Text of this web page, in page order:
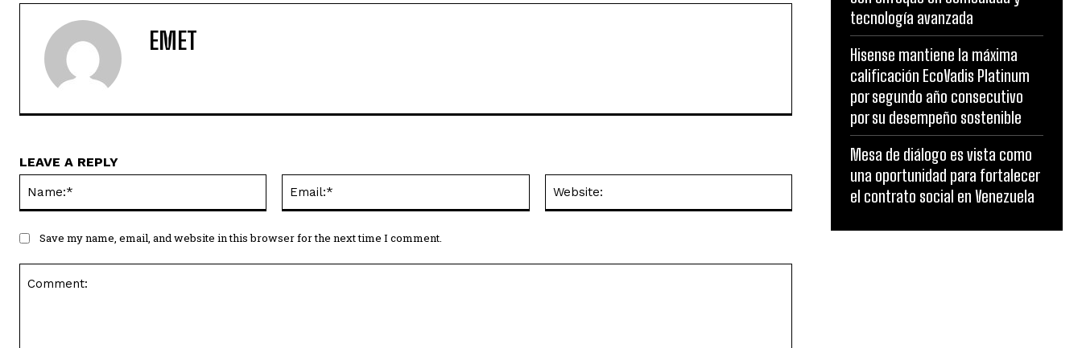
EMET
LEAVE A REPLY
Save my name, email, and website in this browser for the next time I comment.
tecnología avanzada
Hisense mantiene la máxima
calificación EcoVadis Platinum
por segundo año consecutivo
por su desempeño sostenible
Mesa de diálogo es vista como
una oportunidad para fortalecer
el contrato social en Venezuela